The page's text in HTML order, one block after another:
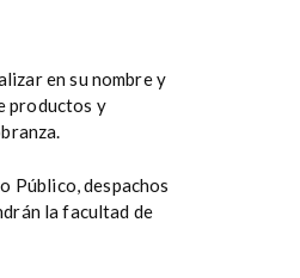
en su nombre y
productos y
Público, despachos
la facultad de